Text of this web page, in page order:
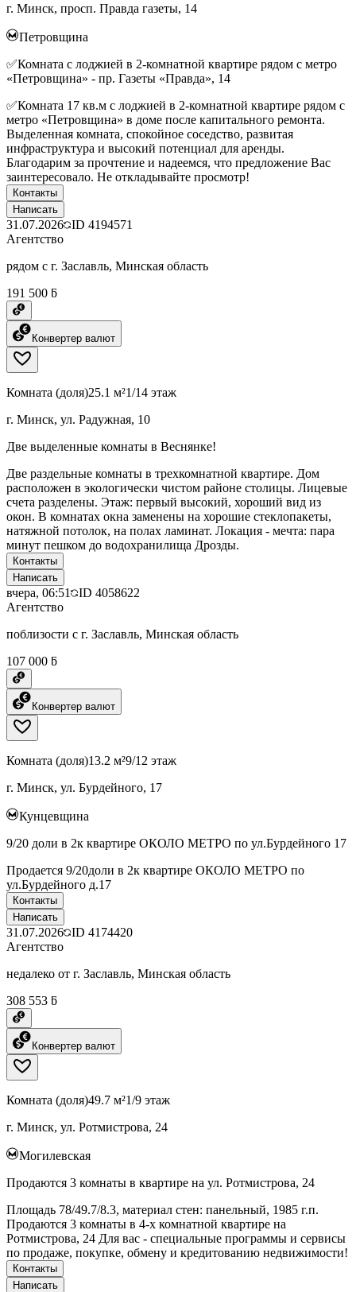
г. Минск, просп. Правда газеты, 14
Петровщина
✅Комната с лоджией в 2-комнатной квартире рядом с метро
«Петровщина» - пр. Газеты «Правда», 14
✅Комната 17 кв.м с лоджией в 2-комнатной квартире рядом с
метро «Петровщина» в доме после капитального ремонта.
Выделенная комната, спокойное соседство, развитая
инфраструктура и высокий потенциал для аренды.
Благодарим за прочтение и надеемся, что предложение Вас
заинтересовало. Не откладывайте просмотр!
Контакты
Написать
31.07.2026 ID 4194571
Агентство
рядом с г. Заславль, Минская область
191 500 ƃ
Конвертер валют
Комната (доля)25.1 м²1/14 этаж
г. Минск, ул. Радужная, 10
Две выделенные комнаты в Веснянке!
Две раздельные комнаты в трехкомнатной квартире. Дом
расположен в экологически чистом районе столицы. Лицевые
счета разделены. Этаж: первый высокий, хороший вид из
окон. В комнатах окна заменены на хорошие стеклопакеты,
натяжной потолок, на полах ламинат. Локация - мечта: пара
минут пешком до водохранилища Дрозды.
Контакты
Написать
вчера, 06:51 ID 4058622
Агентство
поблизости с г. Заславль, Минская область
107 000 ƃ
Конвертер валют
Комната (доля)13.2 м²9/12 этаж
г. Минск, ул. Бурдейного, 17
Кунцевщина
9/20 доли в 2к квартире ОКОЛО МЕТРО по ул.Бурдейного 17
Продается 9/20доли в 2к квартире ОКОЛО МЕТРО по
ул.Бурдейного д.17
Контакты
Написать
31.07.2026 ID 4174420
Агентство
недалеко от г. Заславль, Минская область
308 553 ƃ
Конвертер валют
Комната (доля)49.7 м²1/9 этаж
г. Минск, ул. Ротмистрова, 24
Могилевская
Продаются 3 комнаты в квартире на ул. Ротмистрова, 24
Площадь 78/49.7/8.3, материал стен: панельный, 1985 г.п.
Продаются 3 комнаты в 4-х комнатной квартире на
Ротмистрова, 24 Для вас - специальные программы и сервисы
по продаже, покупке, обмену и кредитованию недвижимости!
Контакты
Написать